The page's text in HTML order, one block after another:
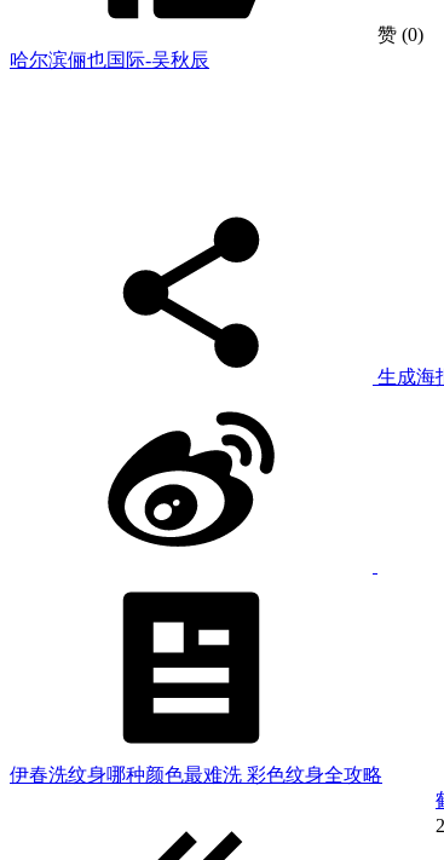
赞 (0)
哈尔滨俪也国际-吴秋辰
生成海
伊春洗纹身哪种颜色最难洗 彩色纹身全攻略